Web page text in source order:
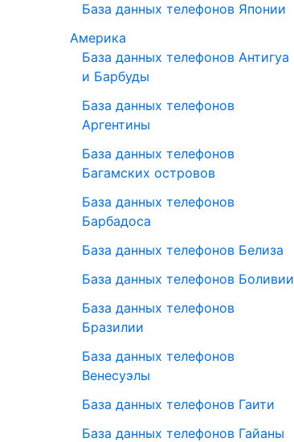
База данных телефонов Японии
Америка
База данных телефонов Антигуа
и Барбуды
База данных телефонов
Аргентины
База данных телефонов
Багамских островов
База данных телефонов
Барбадоса
База данных телефонов Белиза
База данных телефонов Боливии
База данных телефонов
Бразилии
База данных телефонов
Венесуэлы
База данных телефонов Гаити
База данных телефонов Гайаны